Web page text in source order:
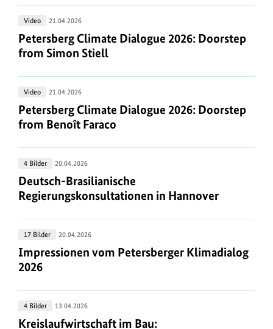
Doorstep
from
Willem
Abraham
Petersberg
Climate
Dialogue
Doorstep
from
Simon
Stiell
Video 21.04.2026
Petersberg Climate Dialogue 2026: Doorstep
Petersberg Climate Dialogue 2026: Doorstep
from Simon Stiell
Petersberg
Climate
Dialogue
Doorstep
from
Benoît
Faraco
Video 21.04.2026
Petersberg Climate Dialogue 2026: Doorstep
Petersberg Climate Dialogue 2026: Doorstep
from Benoît Faraco
Deutsch-
Brasilianische
Regierungskonsultationen
Hannover
4 Bilder 20.04.2026
Deutsch-Brasilianische
Deutsch-Brasilianische
Regierungskonsultationen in Hannover
Impressionen
vom
Petersberger
2026
17 Bilder 20.04.2026
Impressionen vom Petersberger Klimadialog
Impressionen vom Petersberger Klimadialog
2026
Kreislaufwirtschaft
im
4 Bilder 13.04.2026
Kreislaufwirtschaft im Bau:
Kreislaufwirtschaft im Bau: